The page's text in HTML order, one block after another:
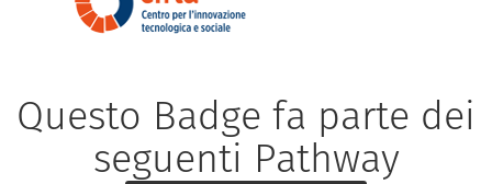
Questo Badge fa parte dei
seguenti Pathway